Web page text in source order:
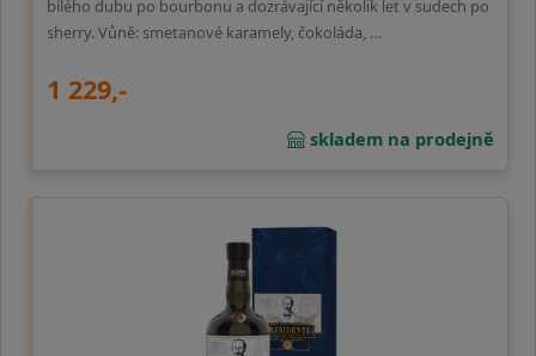
bílého dubu po bourbonu a dozrávající několik let v sudech po
sherry. Vůně: smetanové karamely, čokoláda, …
1 229,-
skladem na prodejně